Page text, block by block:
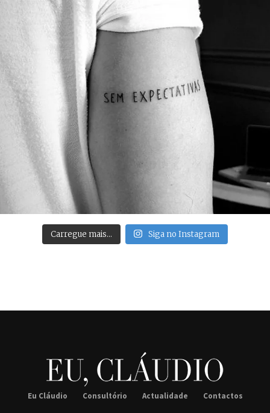
Carregue mais… Siga no Instagram
Eu Cláudio Consultório Actualidade Contactos